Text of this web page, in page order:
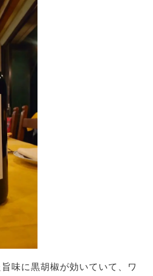
味に黒胡椒が効いていて、ワ